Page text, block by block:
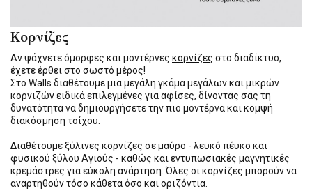
Κορνίζες
Αν ψάχνετε όμορφες και μοντέρνες κορνίζες στο διαδίκτυο,
έχετε έρθει στο σωστό μέρος!
Στο Walls διαθέτουμε μια μεγάλη γκάμα μεγάλων και μικρών
κορνιζών ειδικά επιλεγμένες για αφίσες, δίνοντάς σας τη
δυνατότητα να δημιουργήσετε την πιο μοντέρνα και κομψή
διακόσμηση τοίχου.
Διαθέτουμε ξύλινες κορνίζες σε μαύρο - λευκό πέυκο και
φυσικού ξύλου Αγιούς - καθώς και εντυπωσιακές μαγνητικές
κρεμάστρες για εύκολη ανάρτηση. Όλες οι κορνίζες μπορούν να
αναρτηθούν τόσο κάθετα όσο και οριζόντια.